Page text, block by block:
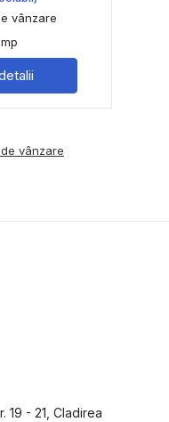
vânzare
vânzare
19 - 21, Cladirea